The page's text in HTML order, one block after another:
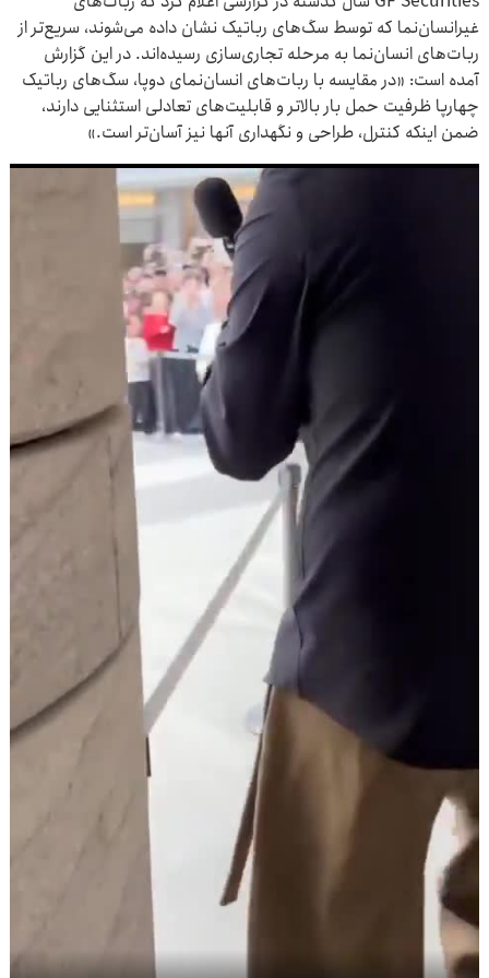
غیرانسان‌نما که توسط سگ‌های رباتیک نشان داده می‌شوند، سریع‌تر از
ربات‌های انسان‌نما به مرحله تجاری‌سازی رسیده‌اند. در این گزارش
آمده است: «در مقایسه با ربات‌های انسان‌نمای دوپا، سگ‌های رباتیک
چهارپا ظرفیت حمل بار بالاتر و قابلیت‌های تعادلی استثنایی دارند،
ضمن اینکه کنترل، طراحی و نگهداری آنها نیز آسان‌تر است.»